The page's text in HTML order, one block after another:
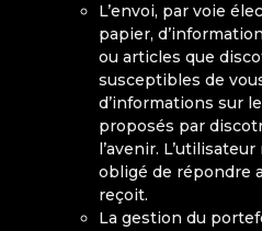
L’envoi, par voie
papier,
ou articles que
susceptibles de
d’informations sur
proposés par
l’avenir.
obligé de répondre
reçoit.
La gestion du